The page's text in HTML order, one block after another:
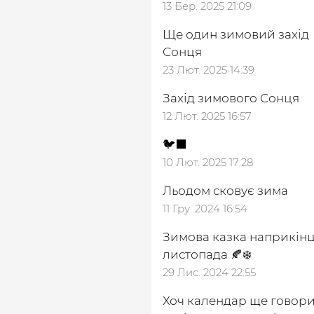
13 Бер. 2025 21:09
Ще один зимовий захід
Сонця
23 Лют. 2025 14:39
Захід зимового Сонця
12 Лют. 2025 16:57
🐦‍⬛
10 Лют. 2025 17:28
Льодом сковує зима
11 Гру. 2024 16:54
Зимова казка
листопада 🍂❄️
29 Лис. 2024 22:55
Хоч календар ще